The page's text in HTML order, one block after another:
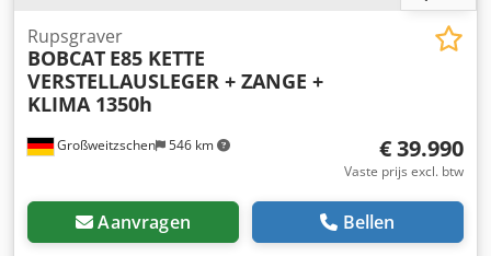
Großweitzschen 546 km
Rupsgraver
BOBCAT E85 KETTE
VERSTELLAUSLEGER + ZANGE +
KLIMA 1350h
€ 39.990
Vaste prijs excl. btw
Aanvragen Bellen